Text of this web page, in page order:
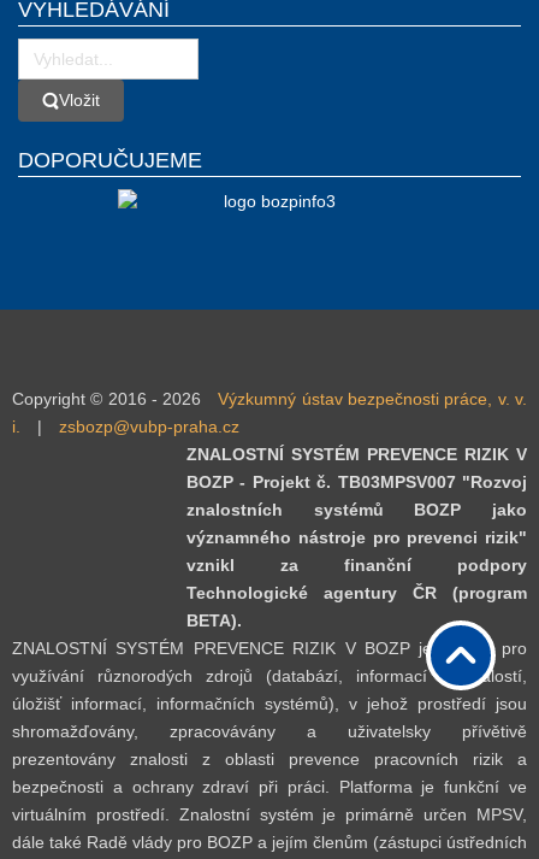
VYHLEDÁVÁNÍ
VložitVložit
DOPORUČUJEME
Copyright © 2016 - 2026
Výzkumný ústav bezpečnosti práce, v. v.
i.
|
zsbozp@vubp-praha.cz
ZNALOSTNÍ SYSTÉM PREVENCE RIZIK V
BOZP - Projekt č. TB03MPSV007 "Rozvoj
znalostních systémů BOZP jako
významného nástroje pro prevenci rizik"
vznikl za finanční podpory
Technologické agentury ČR (program
BETA).
ZNALOSTNÍ SYSTÉM PREVENCE RIZIK V BOZP je určený pro
využívání různorodých zdrojů (databází, informací a znalostí,
úložišť informací, informačních systémů), v jehož prostředí jsou
shromažďovány, zpracovávány a uživatelsky přívětivě
prezentovány znalosti z oblasti prevence pracovních rizik a
bezpečnosti a ochrany zdraví při práci. Platforma je funkční ve
virtuálním prostředí. Znalostní systém je primárně určen MPSV,
dále také Radě vlády pro BOZP a jejím členům (zástupci ústředních